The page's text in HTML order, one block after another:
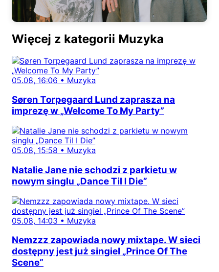
Więcej z kategorii Muzyka
05.08, 16:06 • Muzyka
Søren Torpegaard Lund zaprasza na
imprezę w „Welcome To My Party”
05.08, 15:58 • Muzyka
Natalie Jane nie schodzi z parkietu w
nowym singlu „Dance Til I Die”
05.08, 14:03 • Muzyka
Nemzzz zapowiada nowy mixtape. W sieci
dostępny jest już singiel „Prince Of The
Scene”